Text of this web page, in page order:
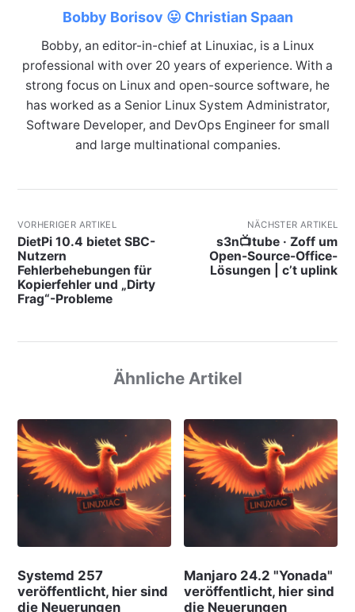
Bobby Borisov 😛 Christian Spaan
Bobby, an editor-in-chief at Linuxiac, is a Linux
professional with over 20 years of experience. With a
strong focus on Linux and open-source software, he
has worked as a Senior Linux System Administrator,
Software Developer, and DevOps Engineer for small
and large multinational companies.
VORHERIGER ARTIKEL
DietPi 10.4 bietet SBC-
Nutzern
Fehlerbehebungen für
Kopierfehler und „Dirty
Frag“-Probleme
NÄCHSTER ARTIKEL
s3n📺tube · Zoff um
Open-Source-Office-
Lösungen | c’t uplink
Ähnliche Artikel
Systemd 257
veröffentlicht, hier sind
die Neuerungen
Manjaro 24.2 "Yonada"
veröffentlicht, hier sind
die Neuerungen